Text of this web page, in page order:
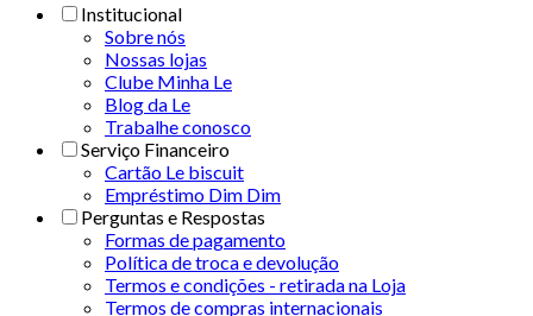
Institucional
Sobre nós
Nossas lojas
Clube Minha Le
Blog da Le
Trabalhe conosco
Serviço Financeiro
Cartão Le biscuit
Empréstimo Dim Dim
Perguntas e Respostas
Formas de pagamento
Política de troca e devolução
Termos e condições - retirada na Loja
Termos de compras internacionais